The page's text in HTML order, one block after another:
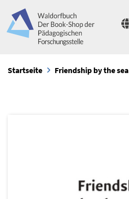
Startseite Friendship by the